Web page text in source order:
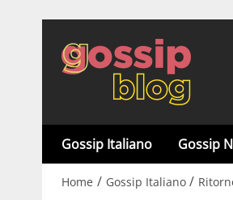
Gossip Italiano Gossip
Home / Gossip Italiano /